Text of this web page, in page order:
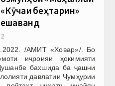
беҳтарин»
/АМИТ «Ховар»/. Бо
иҷроияи ҳокимияти
бахшида ба ҷашни
давлатии Ҷумҳурии